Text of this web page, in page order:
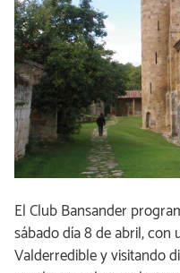
El Club Bansander
sábado día 8 de abril,
Valderredible y visitando